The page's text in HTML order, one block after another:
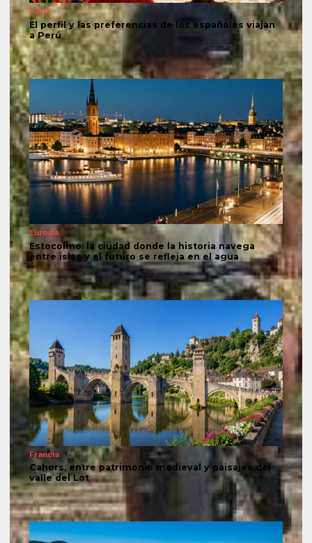
Perú
El perfil y las preferencias de los españoles viajan
a Perú
Europa
Estocolmo: la ciudad donde la historia navega
entre islas y el futuro se refleja en el agua
Francia
Cahors, entre patrimonio medieval y paisajes del
valle del Lot